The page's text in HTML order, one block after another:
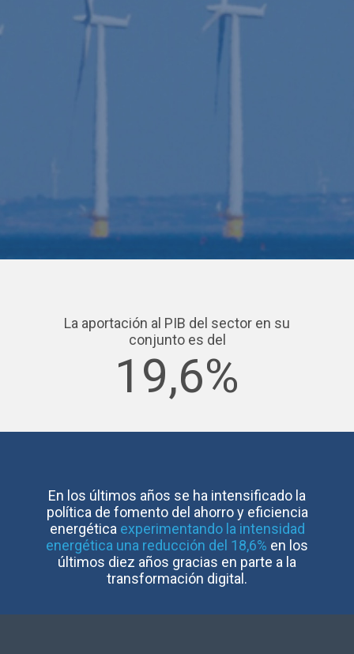
La aportación al PIB del sector en su
conjunto es del
19,6%
En los últimos años se ha intensificado la
política de fomento del ahorro y eficiencia
energética experimentando la intensidad
energética una reducción del 18,6% en los
últimos diez años gracias en parte a la
transformación digital.